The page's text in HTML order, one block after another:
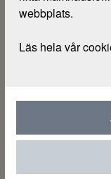
Claim Form
webbplats.
Läs hela vår